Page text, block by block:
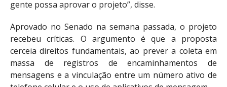
gente possa aprovar o projeto”, disse.
Aprovado no Senado na semana passada, o projeto
recebeu críticas. O argumento é que a proposta
cerceia direitos fundamentais, ao prever a coleta em
massa de registros de encaminhamentos de
mensagens e a vinculação entre um número ativo de